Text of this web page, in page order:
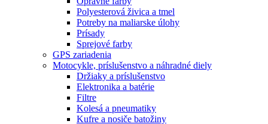
Polyesterová živica a tmel
Potreby na maliarske úlohy
Prísady
Sprejové farby
GPS zariadenia
Motocykle, príslušenstvo a náhradné diely
Držiaky a príslušenstvo
Elektronika a batérie
Filtre
Kolesá a pneumatiky
Kufre a nosiče batožiny